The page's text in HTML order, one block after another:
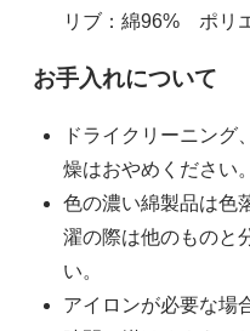
リブ：綿96% ポリ
お手入れについて
ドライクリーニング
燥はおやめください。
色の濃い綿製品は色
濯の際は他のものと
い。
アイロンが必要な場
2XL(XXL)